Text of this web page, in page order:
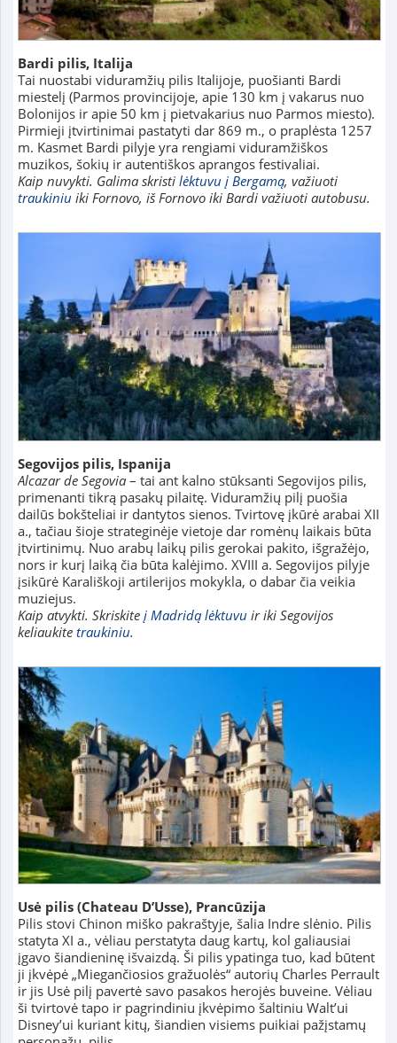
Bardi pilis, Italija
Tai nuostabi viduramžių pilis Italijoje, puošianti Bardi
miestelį (Parmos provincijoje, apie 130 km į vakarus nuo
Bolonijos ir apie 50 km į pietvakarius nuo Parmos miesto).
Pirmieji įtvirtinimai pastatyti dar 869 m., o praplėsta 1257
m. Kasmet Bardi pilyje yra rengiami viduramžiškos
muzikos, šokių ir autentiškos aprangos festivaliai.
Kaip nuvykti. Galima skristi lėktuvu į Bergamą, važiuoti
traukiniu iki Fornovo, iš Fornovo iki Bardi važiuoti autobusu.
Segovijos pilis, Ispanija
Alcazar de Segovia– tai ant kalno stūksanti Segovijos pilis,
primenanti tikrą pasakų pilaitę. Viduramžių pilį puošia
dailūs bokšteliai ir dantytos sienos. Tvirtovę įkūrė arabai XII
a., tačiau šioje strateginėje vietoje dar romėnų laikais būta
įtvirtinimų. Nuo arabų laikų pilis gerokai pakito, išgražėjo,
nors ir kurį laiką čia būta kalėjimo. XVIII a. Segovijos pilyje
įsikūrė Karališkoji artilerijos mokykla, o dabar čia veikia
muziejus.
Kaip atvykti. Skriskite į Madridą lėktuvu ir iki Segovijos
keliaukite traukiniu.
Usė pilis (Chateau D’Usse),Prancūzija
Pilis stovi Chinon miško pakraštyje, šalia Indre slėnio. Pilis
statyta XI a., vėliau perstatyta daug kartų, kol galiausiai
įgavo šiandieninę išvaizdą. Ši pilis ypatinga tuo, kad būtent
ji įkvėpė „Miegančiosios gražuolės“ autorių Charles Perrault
ir jis Usė pilį pavertė savo pasakos herojės buveine. Vėliau
ši tvirtovė tapo ir pagrindiniu įkvėpimo šaltiniu Walt’ui
Disney’ui kuriant kitų, šiandien visiems puikiai pažįstamų